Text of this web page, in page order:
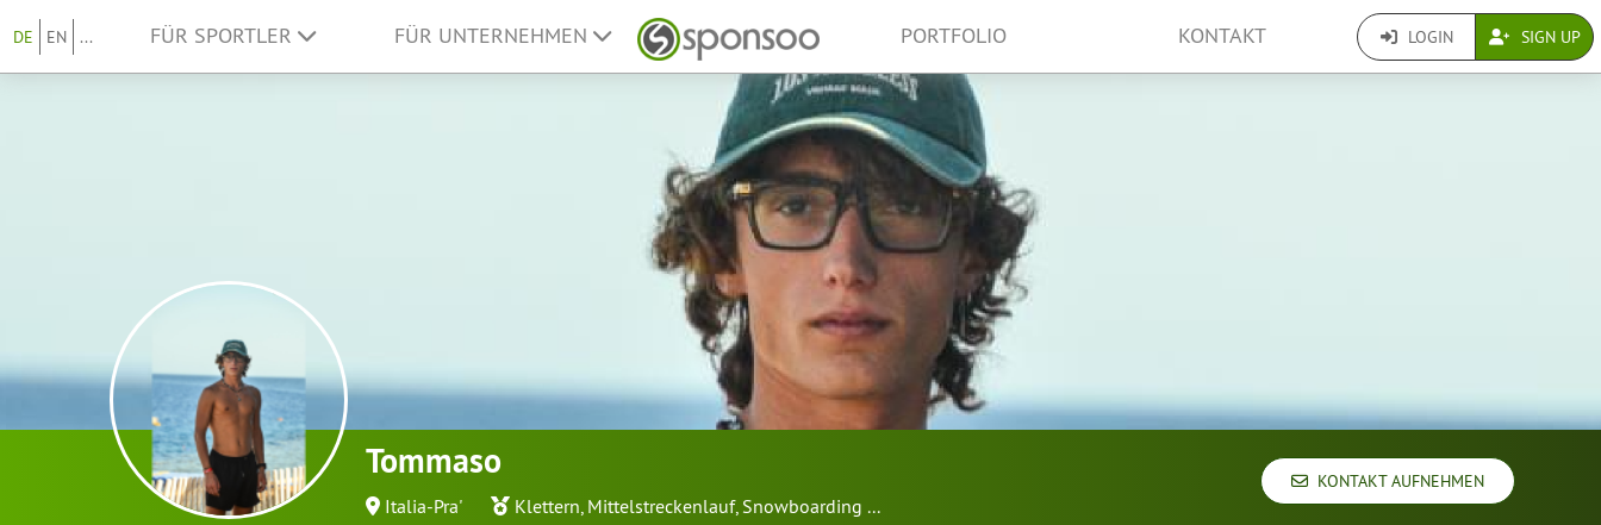
DE EN ... FÜR SPORTLER FÜR UNTERNEHMEN PORTFOLIO KONTAKT LOGIN SIGN UP
Tommaso
Italia-Pra' Klettern, Mittelstreckenlauf, Snowboarding ...
KONTAKT AUFNEHMEN